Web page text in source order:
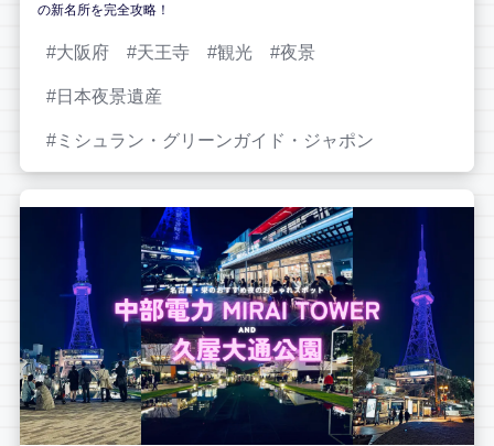
の新名所を完全攻略！
大阪府 天王寺 観光 夜景
日本夜景遺産
ミシュラン・グリーンガイド・ジャポン